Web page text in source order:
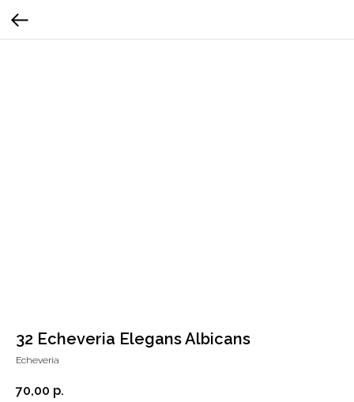
32 Echeveria Elegans Albicans
Echeveria
70,00 р.